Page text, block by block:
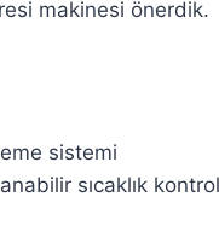
makinesi önerdik.
sistemi
sıcaklık